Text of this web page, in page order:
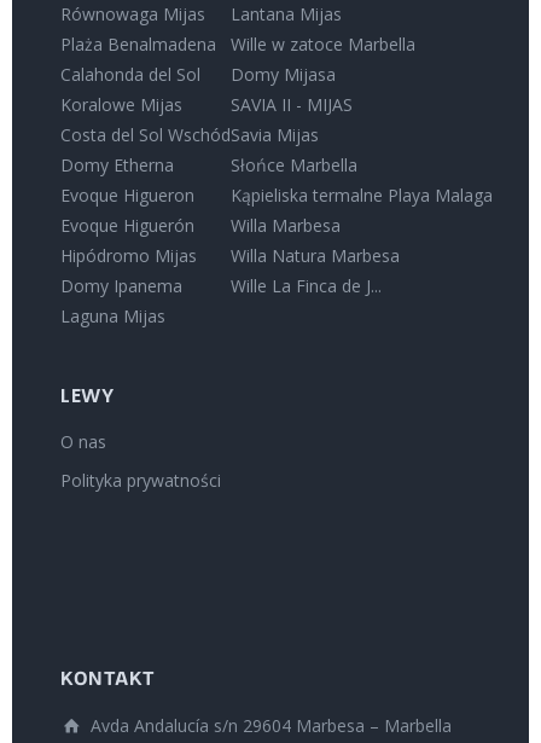
Równowaga Mijas
Plaża Benalmadena
Calahonda del Sol
Koralowe Mijas
Costa del Sol Wschód
Domy Etherna
Evoque Higueron
Evoque Higuerón
Hipódromo Mijas
Domy Ipanema
Laguna Mijas
Lantana Mijas
Wille w zatoce Marbella
Domy Mijasa
SAVIA II - MIJAS
Savia Mijas
Słońce Marbella
Kąpieliska termalne Playa Malaga
Willa Marbesa
Willa Natura Marbesa
Wille La Finca de J...
LEWY
O nas
Polityka prywatności
KONTAKT
Avda Andalucía s/n 29604 Marbesa – Marbella